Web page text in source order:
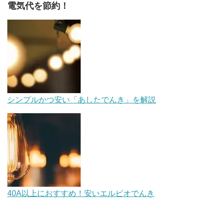
電気代を節約！
シンプルかつ安い「あしたでんき」を解説
40A以上におすすめ！安いエルピオでんき